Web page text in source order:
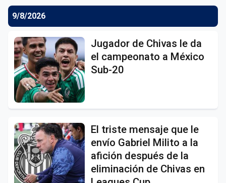
9/8/2026
Jugador de Chivas le da
el campeonato a México
Sub-20
El triste mensaje que le
envío Gabriel Milito a la
afición después de la
eliminación de Chivas en